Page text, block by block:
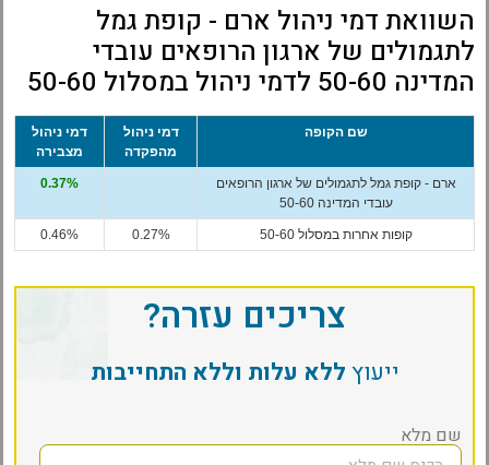
השוואת דמי ניהול ארם - קופת גמל
לתגמולים של ארגון הרופאים עובדי
המדינה 50-60 לדמי ניהול במסלול 50-60
שם הקופה
דמי ניהול
מהפקדה
דמי ניהול
מצבירה
ארם - קופת גמל לתגמולים של ארגון הרופאים
עובדי המדינה 50-60
0.37%
קופות אחרות במסלול 50-60 0.27%
0.46%
צריכים עזרה?
ייעוץללא עלות וללא התחייבות
שם מלא